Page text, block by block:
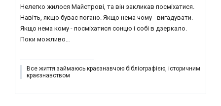
Нелегко жилося Майстрові, та він закликав посміхатися.
Навіть, якщо буває погано. Якщо нема чому - вигадувати.
Якщо нема кому - посміхатися сонцю і собі в дзеркало.
Поки можливо…
Все життя займаюсь краєзнавчою бібліографією, історичним
краєзнавством